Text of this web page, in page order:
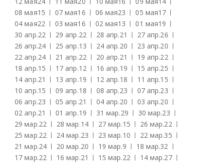
08 мая15 07 мая16 06 мая23 05 мая17
04 мая22 03 мая16 02 мая13 01 мая19
30 апр.22 29 апр.22 28 апр.21 27 апр.26
26 апр.24 25 апр.13 24 апр.20 23 апр.20
22 апр.24 21 апр.22 20 апр.21 19 апр.22
18 апр.15 17 апр.12 16 апр.19 15 апр.25
14 апр.21 13 апр.19 12 апр.18 11 апр.15
10 апр.15 09 апр.18 08 апр.23 07 апр.23
06 апр.23 05 апр.21 04 апр.20 03 апр.20
02 апр.21 01 апр.19 31 мар.29 30 мар.23
29 мар.22 28 мар.14 27 мар.15 26 мар.22
25 мар.22 24 мар.23 23 мар.10 22 мар.35
21 мар.24 20 мар.20 19 мар.9 18 мар.32
17 мар.22 16 мар.21 15 мар.22 14 мар.27